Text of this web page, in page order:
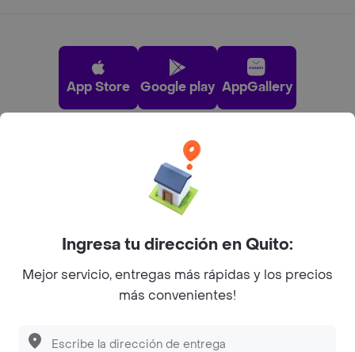
App Store Google play AppGallery
Pide tu comida favorita cerca de ti
Ingresa tu dirección en Quito:
Mejor servicio, entregas más rápidas y los precios
más convenientes!